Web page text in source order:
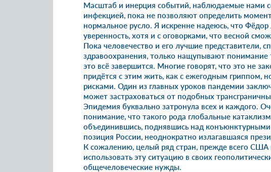
Масштаб и инерция событий, наблюдаемые нами
инфекцией, пока не позволяют определить
нормальное русло. Я искренне надеюсь, что
уверенность, хотя и с оговорками, что весной
Пока человечество и его лучшие представители,
здравоохранения, только нащупывают понимание
это всё завершится. Многие говорят, что это не
придётся с этим жить, как с ежегодным гриппом,
рисками. Один из главных уроков пандемии
может застраховаться от подобных
Эпидемия буквально затронула всех и каждого.
понимание, что такого рода глобальные
объединившись, поднявшись над конъюнктурными
позиция России, неоднократно излагавшаяся
К сожалению, целый ряд стран, прежде всего США
использовать эту ситуацию в своих
общечеловеческие нужды.